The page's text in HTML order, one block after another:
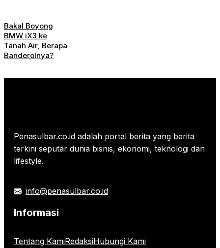
Bakal Boyong
BMW iX3 ke
Tanah Air, Berapa
Banderolnya?
Penasulbar.co.id adalah portal berita yang berita
terkini seputar dunia bisnis, ekonomi, teknologi dan
lifestyle.
info@penasulbar.co.id
Informasi
Tentang KamiRedaksiHubungi Kami